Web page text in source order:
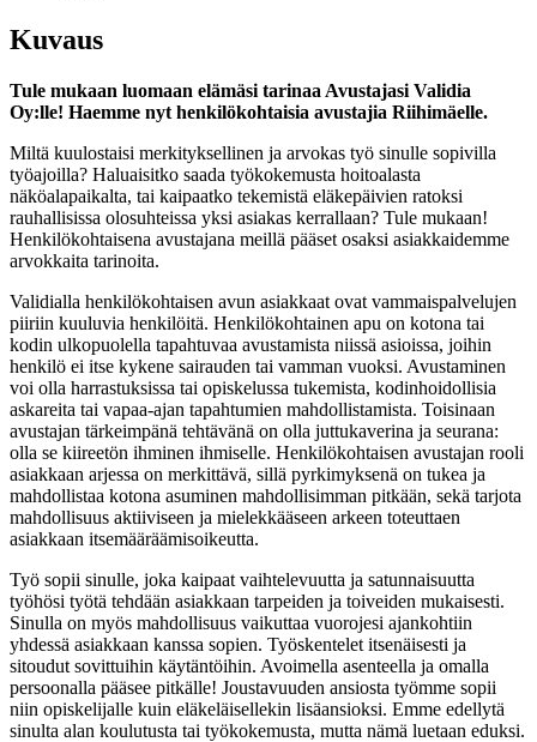
Kuvaus
Tule mukaan luomaan elämäsi tarinaa Avustajasi Validia
Oy:lle! Haemme nyt henkilökohtaisia avustajia Riihimäelle.
Miltä kuulostaisi merkityksellinen ja arvokas työ sinulle sopivilla
työajoilla? Haluaisitko saada työkokemusta hoitoalasta
näköalapaikalta, tai kaipaatko tekemistä eläkepäivien ratoksi
rauhallisissa olosuhteissa yksi asiakas kerrallaan? Tule mukaan!
Henkilökohtaisena avustajana meillä pääset osaksi asiakkaidemme
arvokkaita tarinoita.
Validialla henkilökohtaisen avun asiakkaat ovat vammaispalvelujen
piiriin kuuluvia henkilöitä. Henkilökohtainen apu on kotona tai
kodin ulkopuolella tapahtuvaa avustamista niissä asioissa, joihin
henkilö ei itse kykene sairauden tai vamman vuoksi. Avustaminen
voi olla harrastuksissa tai opiskelussa tukemista, kodinhoidollisia
askareita tai vapaa-ajan tapahtumien mahdollistamista. Toisinaan
avustajan tärkeimpänä tehtävänä on olla juttukaverina ja seurana:
olla se kiireetön ihminen ihmiselle. Henkilökohtaisen avustajan rooli
asiakkaan arjessa on merkittävä, sillä pyrkimyksenä on tukea ja
mahdollistaa kotona asuminen mahdollisimman pitkään, sekä tarjota
mahdollisuus aktiiviseen ja mielekkääseen arkeen toteuttaen
asiakkaan itsemääräämisoikeutta.
Työ sopii sinulle, joka kaipaat vaihtelevuutta ja satunnaisuutta
työhösi työtä tehdään asiakkaan tarpeiden ja toiveiden mukaisesti.
Sinulla on myös mahdollisuus vaikuttaa vuorojesi ajankohtiin
yhdessä asiakkaan kanssa sopien. Työskentelet itsenäisesti ja
sitoudut sovittuihin käytäntöihin. Avoimella asenteella ja omalla
persoonalla pääsee pitkälle! Joustavuuden ansiosta työmme sopii
niin opiskelijalle kuin eläkeläisellekin lisäansioksi. Emme edellytä
sinulta alan koulutusta tai työkokemusta, mutta nämä luetaan eduksi.